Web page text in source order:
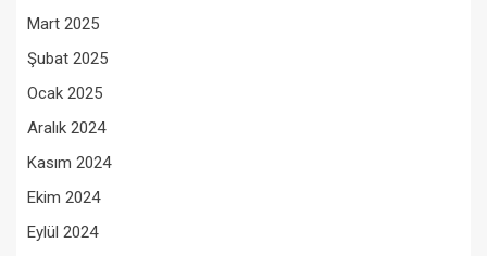
Mart 2025
Şubat 2025
Ocak 2025
Aralık 2024
Kasım 2024
Ekim 2024
Eylül 2024